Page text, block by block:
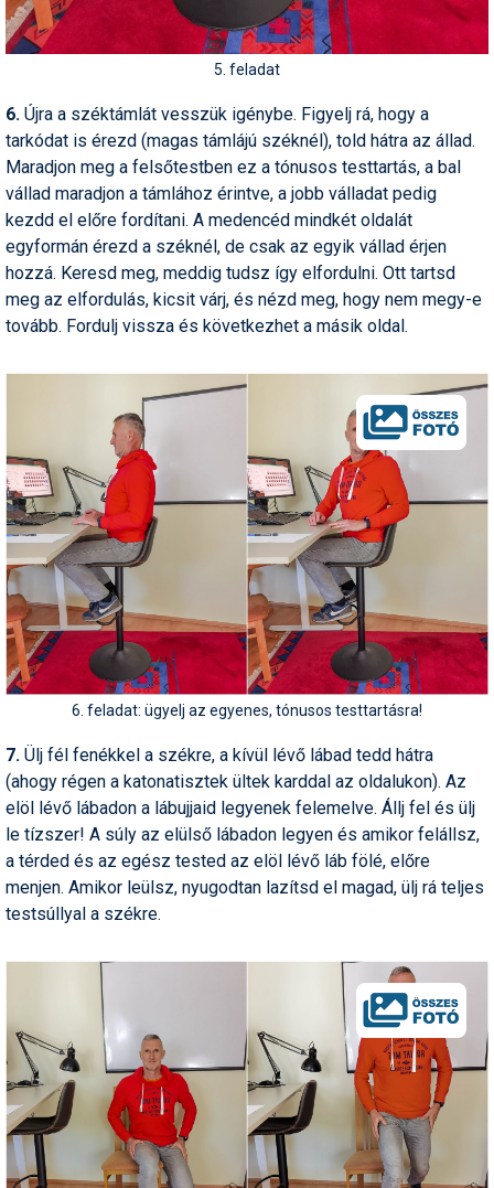
5. feladat
6. Újra a széktámlát vesszük igénybe. Figyelj rá, hogy a
tarkódat is érezd (magas támlájú széknél), told hátra az állad.
Maradjon meg a felsőtestben ez a tónusos testtartás, a bal
vállad maradjon a támlához érintve, a jobb válladat pedig
kezdd el előre fordítani. A medencéd mindkét oldalát
egyformán érezd a széknél, de csak az egyik vállad érjen
hozzá. Keresd meg, meddig tudsz így elfordulni. Ott tartsd
meg az elfordulás, kicsit várj, és nézd meg, hogy nem megy-e
tovább. Fordulj vissza és következhet a másik oldal.
6. feladat: ügyelj az egyenes, tónusos testtartásra!
7. Ülj fél fenékkel a székre, a kívül lévő lábad tedd hátra
(ahogy régen a katonatisztek ültek karddal az oldalukon). Az
elöl lévő lábadon a lábujjaid legyenek felemelve. Állj fel és ülj
le tízszer! A súly az elülső lábadon legyen és amikor felállsz,
a térded és az egész tested az elöl lévő láb fölé, előre
menjen. Amikor leülsz, nyugodtan lazítsd el magad, ülj rá teljes
testsúllyal a székre.